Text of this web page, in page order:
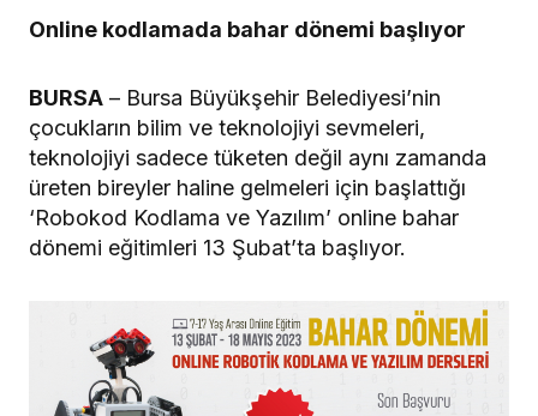
Online kodlamada bahar dönemi başlıyor
BURSA – Bursa Büyükşehir Belediyesi’nin
çocukların bilim ve teknolojiyi sevmeleri,
teknolojiyi sadece tüketen değil aynı zamanda
üreten bireyler haline gelmeleri için başlattığı
‘Robokod Kodlama ve Yazılım’ online bahar
dönemi eğitimleri 13 Şubat’ta başlıyor.